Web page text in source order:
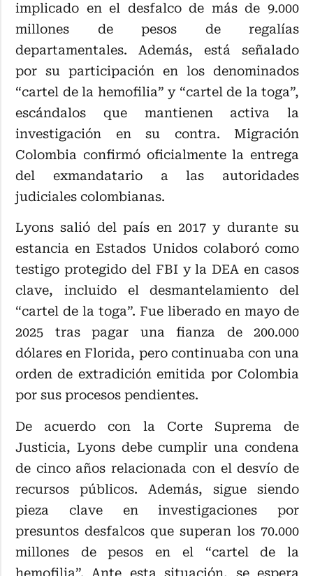
implicado en el desfalco de más de 9.000
millones de pesos de regalías
departamentales. Además, está señalado
por su participación en los denominados
“cartel de la hemofilia” y “cartel de la toga”,
escándalos que mantienen activa la
investigación en su contra. Migración
Colombia confirmó oficialmente la entrega
del exmandatario a las autoridades
judiciales colombianas.
Lyons salió del país en 2017 y durante su
estancia en Estados Unidos colaboró como
testigo protegido del FBI y la DEA en casos
clave, incluido el desmantelamiento del
“cartel de la toga”. Fue liberado en mayo de
2025 tras pagar una fianza de 200.000
dólares en Florida, pero continuaba con una
orden de extradición emitida por Colombia
por sus procesos pendientes.
De acuerdo con la Corte Suprema de
Justicia, Lyons debe cumplir una condena
de cinco años relacionada con el desvío de
recursos públicos. Además, sigue siendo
pieza clave en investigaciones por
presuntos desfalcos que superan los 70.000
millones de pesos en el “cartel de la
hemofilia”. Ante esta situación, se espera